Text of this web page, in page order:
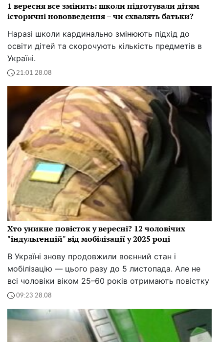
1 вересня все змінить: школи підготували дітям
історичні нововведення – чи схвалять батьки?
Наразі школи кардинально змінюють підхід до
освіти дітей та скорочують кількість предметів в
Україні.
21:01 28.08
Хто уникне повісток у вересні? 12 чоловічих
"індульгенцій" від мобілізації у 2025 році
В Україні знову продовжили воєнний стан і
мобілізацію — цього разу до 5 листопада. Але не
всі чоловіки віком 25–60 років отримають повістку
09:23 28.08